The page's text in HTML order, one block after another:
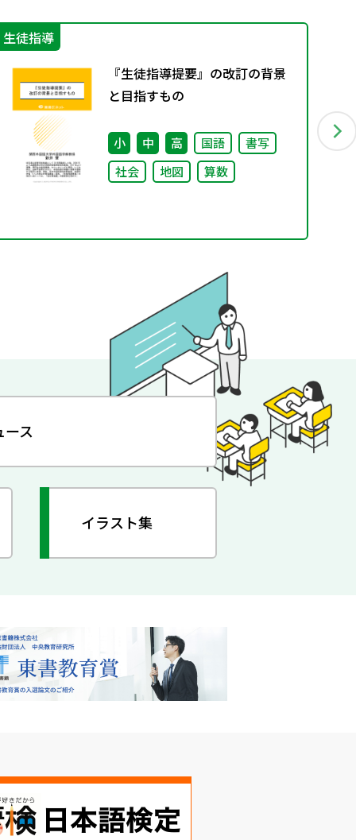
生徒指導
『生徒指導提要』の改訂の背景
と目指すもの
小 中 高 国語
書写
社会
地図 算数
ース
イラスト集